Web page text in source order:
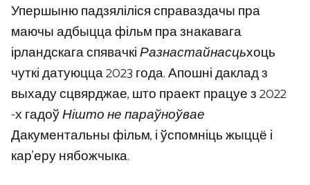
Упершыню падзяліліся справаздачы пра
маючы адбыцца фільм пра знакавага
ірландскага спявачкіРазнастайнасцьхоць
чуткі датуюцца 2023 года. Апошні даклад з
выхаду сцвярджае, што праект працуе з 2022
-х гадоўНішто не параўноўвае
Дакументальны фільм, і ўспомніць жыццё і
кар’еру нябожчыка.